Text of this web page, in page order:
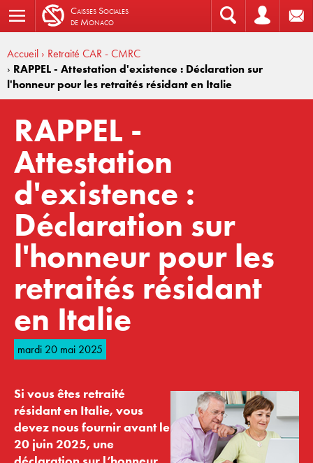
CaissesSociales
de Monaco
Accueil › Retraité CAR - CMRC
› RAPPEL - Attestation d'existence : Déclaration sur
l'honneur pour les retraités résidant en Italie
RAPPEL -
Attestation
d'existence :
Déclaration sur
l'honneur pour les
retraités résidant
en Italie
mardi 20 mai 2025
Si vous êtes retraité
résidant en Italie, vous
devez nous fournir avant le
20 juin 2025, une